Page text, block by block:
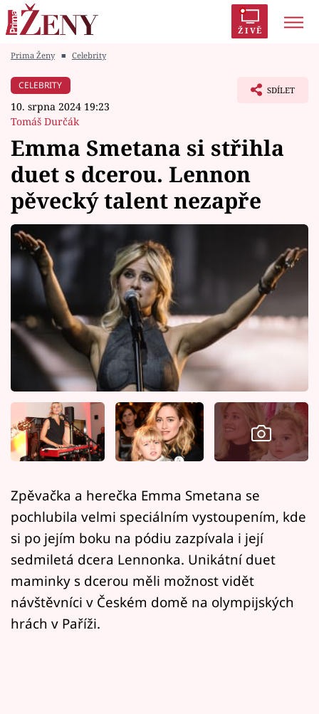
ŽIVĚ
Módní alarm
Témata
Celebrity
Vztahy
Seriály
Horoskopy
Sledujte prima+
Filmový festival Karlovy Vary
Pořady
Mámy sobě
Přihlášení
Sledujte nás
Prima Ženy ■ Celebrity
CELEBRITY
10. srpna 2024 19:23
Tomáš Durčák
SDÍLET
Emma Smetana si střihla
duet s dcerou. Lennon
pěvecký talent nezapře
Zpěvačka a herečka Emma Smetana se
pochlubila velmi speciálním vystoupením, kde
si po jejím boku na pódiu zazpívala i její
sedmiletá dcera Lennonka. Unikátní duet
maminky s dcerou měli možnost vidět
návštěvníci v Českém domě na olympijských
hrách v Paříži.